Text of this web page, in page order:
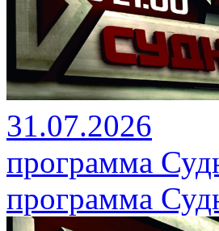
31.07.2026
программа
программа